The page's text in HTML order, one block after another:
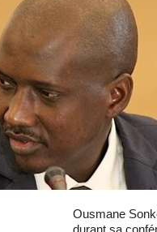
Ousmane
durant sa